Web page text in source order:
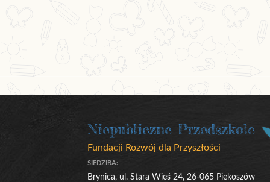
Niepubliczne Przedszkole
Fundacji Rozwój dla Przyszłości
SIEDZIBA:
Brynica, ul. Stara Wieś 24, 26-065 Piekoszów